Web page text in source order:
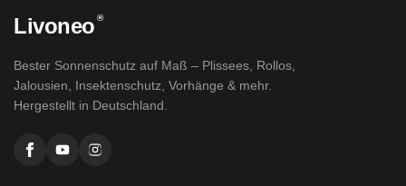
Livoneo ®
Bester Sonnenschutz auf Maß – Plissees, Rollos,
Jalousien, Insektenschutz, Vorhänge & mehr.
Hergestellt in Deutschland.